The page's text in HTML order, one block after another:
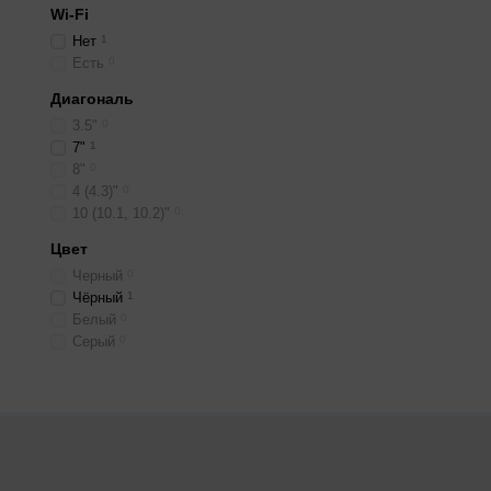
Wi-Fi
Нет 1
Есть
Диагональ
3.5"
7" 1
8"
4 (4.3)"
10 (10.1, 10.2)"
Цвет
Черный
Чёрный 1
Белый
Серый